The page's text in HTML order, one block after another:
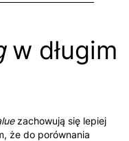
w długim
zachowują się lepiej
że do porównania